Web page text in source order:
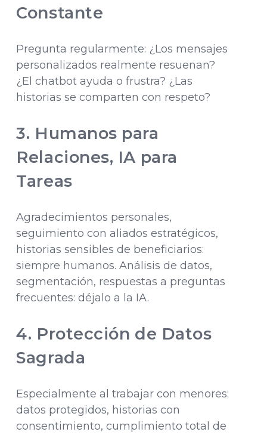
Constante
Pregunta regularmente: ¿Los mensajes
personalizados realmente resuenan?
¿El chatbot ayuda o frustra? ¿Las
historias se comparten con respeto?
3. Humanos para
Relaciones, IA para
Tareas
Agradecimientos personales,
seguimiento con aliados estratégicos,
historias sensibles de beneficiarios:
siempre humanos. Análisis de datos,
segmentación, respuestas a preguntas
frecuentes: déjalo a la IA.
4. Protección de Datos
Sagrada
Especialmente al trabajar con menores:
datos protegidos, historias con
consentimiento, cumplimiento total de